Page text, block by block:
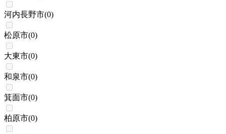
河内長野市(0)
松原市(0)
大東市(0)
和泉市(0)
箕面市(0)
柏原市(0)